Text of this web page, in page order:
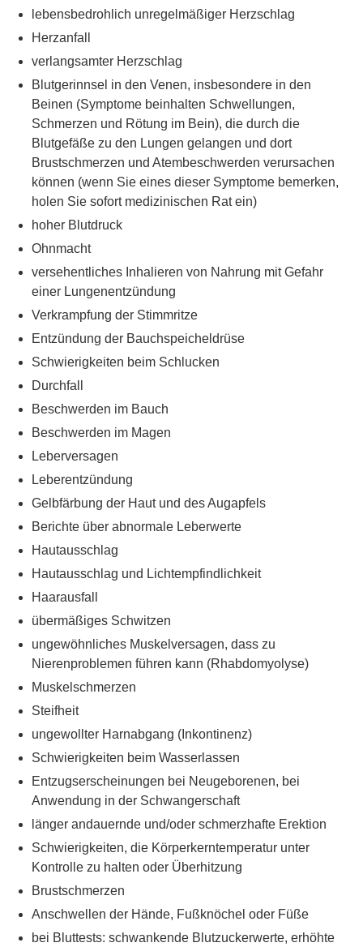
lebensbedrohlich unregelmäßiger Herzschlag
Herzanfall
verlangsamter Herzschlag
Blutgerinnsel in den Venen, insbesondere in den
Beinen (Symptome beinhalten Schwellungen,
Schmerzen und Rötung im Bein), die durch die
Blutgefäße zu den Lungen gelangen und dort
Brustschmerzen und Atembeschwerden verursachen
können (wenn Sie eines dieser Symptome bemerken,
holen Sie sofort medizinischen Rat ein)
hoher Blutdruck
Ohnmacht
versehentliches Inhalieren von Nahrung mit Gefahr
einer Lungenentzündung
Verkrampfung der Stimmritze
Entzündung der Bauchspeicheldrüse
Schwierigkeiten beim Schlucken
Durchfall
Beschwerden im Bauch
Beschwerden im Magen
Leberversagen
Leberentzündung
Gelbfärbung der Haut und des Augapfels
Berichte über abnormale Leberwerte
Hautausschlag
Hautausschlag und Lichtempfindlichkeit
Haarausfall
übermäßiges Schwitzen
ungewöhnliches Muskelversagen, dass zu
Nierenproblemen führen kann (Rhabdomyolyse)
Muskelschmerzen
Steifheit
ungewollter Harnabgang (Inkontinenz)
Schwierigkeiten beim Wasserlassen
Entzugserscheinungen bei Neugeborenen, bei
Anwendung in der Schwangerschaft
länger andauernde und/oder schmerzhafte Erektion
Schwierigkeiten, die Körperkerntemperatur unter
Kontrolle zu halten oder Überhitzung
Brustschmerzen
Anschwellen der Hände, Fußknöchel oder Füße
bei Bluttests: schwankende Blutzuckerwerte, erhöhte